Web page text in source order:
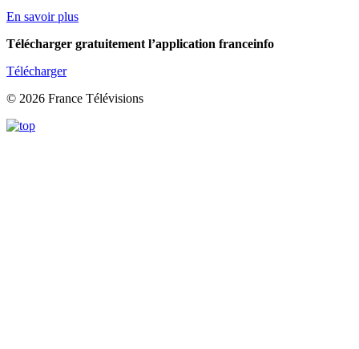
En savoir plus
Télécharger gratuitement l’application franceinfo
Télécharger
© 2026 France Télévisions